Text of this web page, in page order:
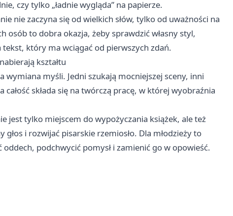
czy tylko „ładnie wygląda” na papierze.
nie zaczyna się od wielkich słów, tylko od uważności na
osób to dobra okazja, żeby sprawdzić własny styl,
tekst, który ma wciągać od pierwszych zdań.
kształtu
myśli. Jedni szukają mocniejszej sceny, inni
składa się na twórczą pracę, w której wyobraźnia
jest tylko miejscem do wypożyczania książek, ale też
i rozwijać pisarskie rzemiosło. Dla młodzieży to
oddech, podchwycić pomysł i zamienić go w opowieść.